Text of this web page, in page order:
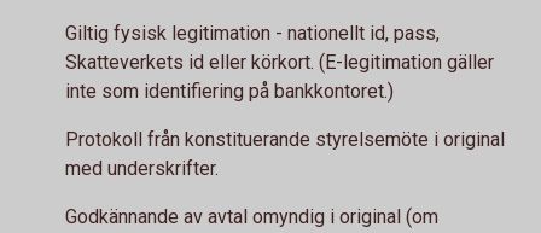
Giltig fysisk legitimation - nationellt id, pass,
Skatteverkets id eller körkort. (E-legitimation gäller
inte som identifiering på bankkontoret.)
Protokoll från konstituerande styrelsemöte i original
med underskrifter.
Godkännande av avtal omyndig i original (om